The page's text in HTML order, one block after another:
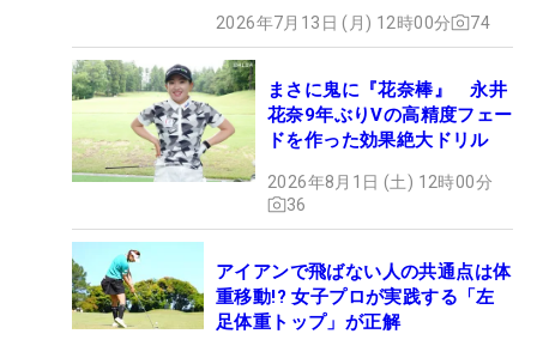
2026年7月13日 (月) 12時00分 74
まさに鬼に『花奈棒』 永井
花奈9年ぶりVの高精度フェー
ドを作った効果絶大ドリル
2026年8月1日 (土) 12時00分
36
アイアンで飛ばない人の共通点は体
重移動!? 女子プロが実践する「左
足体重トップ」が正解